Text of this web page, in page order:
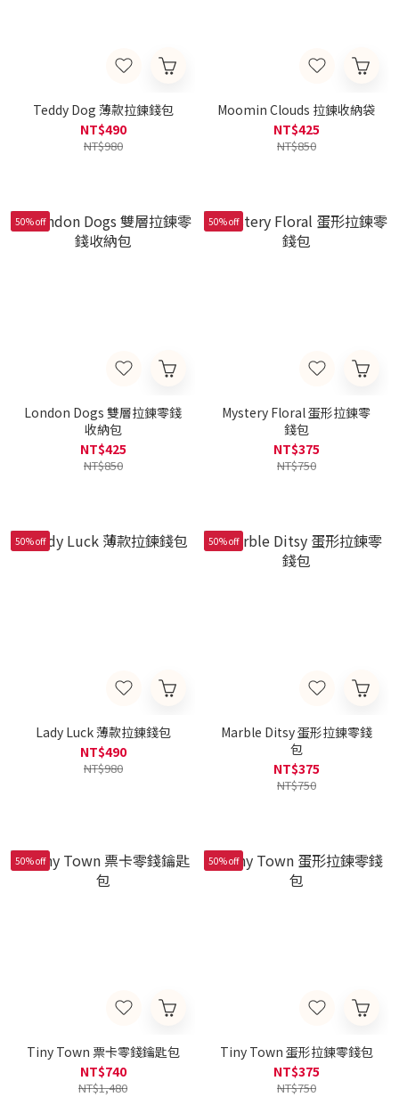
Teddy Dog 薄款拉鍊錢包
NT$490
NT$980
Moomin Clouds 拉鍊收納袋
NT$425
NT$850
50% off
London Dogs 雙層拉鍊零錢
收納包
NT$425
NT$850
50% off
Mystery Floral 蛋形拉鍊零
錢包
NT$375
NT$750
50% off
Lady Luck 薄款拉鍊錢包
NT$490
NT$980
50% off
Marble Ditsy 蛋形拉鍊零錢
包
NT$375
NT$750
50% off
Tiny Town 票卡零錢鑰匙包
NT$740
NT$1,480
50% off
Tiny Town 蛋形拉鍊零錢包
NT$375
NT$750